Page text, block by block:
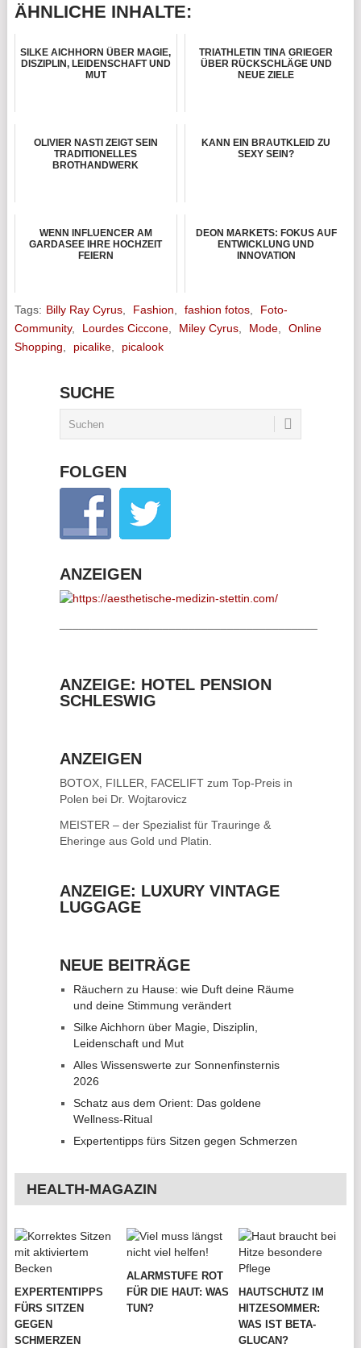
ÄHNLICHE INHALTE:
SILKE AICHHORN ÜBER MAGIE,
DISZIPLIN, LEIDENSCHAFT UND
MUT
TRIATHLETIN TINA GRIEGER
ÜBER RÜCKSCHLÄGE UND
NEUE ZIELE
OLIVIER NASTI ZEIGT SEIN
TRADITIONELLES
BROTHANDWERK
KANN EIN BRAUTKLEID ZU
SEXY SEIN?
WENN INFLUENCER AM
GARDASEE IHRE HOCHZEIT
FEIERN
DEON MARKETS: FOKUS AUF
ENTWICKLUNG UND
INNOVATION
Tags: Billy Ray Cyrus, Fashion fashion fotos,
Foto-
Community, Lourdes Ciccone, Miley Cyrus, Mode,
Online
Shopping
picalike, picalook
SUCHE
FOLGEN
ANZEIGEN
ANZEIGE: HOTEL PENSION
SCHLESWIG
ANZEIGEN
BOTOX, FILLER, FACELIFTzum Top-Preis in
Polen bei Dr. Wojtarovicz
MEISTER – der Spezialist für Trauringe &
Eheringe aus Gold und Platin.
ANZEIGE: LUXURY VINTAGE
LUGGAGE
NEUE BEITRÄGE
Räuchern zu Hause: wie Duft deine Räume
und deine Stimmung verändert
Silke Aichhorn über Magie, Disziplin,
Leidenschaft und Mut
Alles Wissenswerte zur Sonnenfinsternis
2026
Schatz aus dem Orient: Das goldene
Wellness-Ritual
Expertentipps fürs Sitzen gegen Schmerzen
HEALTH-MAGAZIN
EXPERTENTIPPS
FÜRS SITZEN
GEGEN
SCHMERZEN
ALARMSTUFE ROT
FÜR DIE HAUT: WAS
TUN?
HAUTSCHUTZ IM
HITZESOMMER:
WAS IST BETA-
GLUCAN?